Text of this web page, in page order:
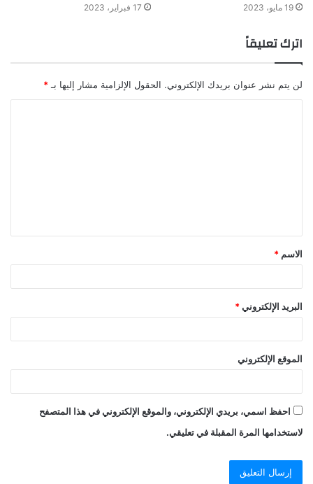
19 مايو، 2023 17 فبراير، 2023
اترك تعليقاً
لن يتم نشر عنوان بريدك الإلكتروني. الحقول الإلزامية مشار إليها بـ *
الاسم *
البريد الإلكتروني *
الموقع الإلكتروني
احفظ اسمي، بريدي الإلكتروني، والموقع الإلكتروني في هذا المتصفح
لاستخدامها المرة المقبلة في تعليقي.